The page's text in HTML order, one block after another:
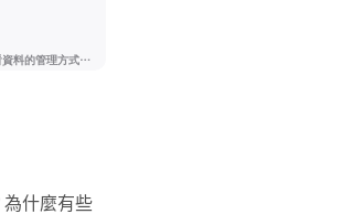
什麼有些